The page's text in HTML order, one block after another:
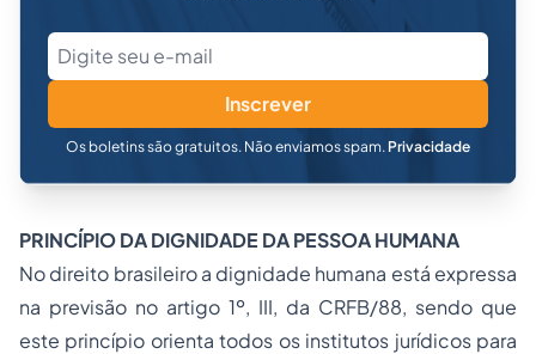
Inscrever
Os boletins são gratuitos. Não enviamos spam. Privacidade
PRINCÍPIO DA DIGNIDADE DA PESSOA HUMANA
No direito brasileiro a dignidade humana está expressa
na previsão no artigo 1º, III, da CRFB/88, sendo que
este princípio orienta todos os institutos jurídicos para